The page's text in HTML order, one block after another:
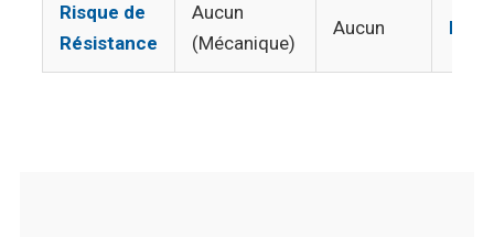
Risque de
Résistance
Aucun
(Mécanique)
Aucun